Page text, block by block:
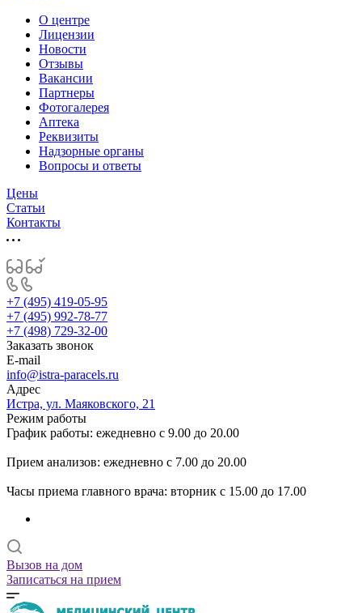
О центре
Лицензии
Новости
Отзывы
Вакансии
Партнеры
Фотогалерея
Аптека
Реквизиты
Надзорные органы
Вопросы и ответы
Цены
Статьи
Контакты
+7 (495) 419-05-95
+7 (495) 992-78-77
+7 (498) 729-32-00
Заказать звонок
E-mail
info@istra-paracels.ru
Адрес
Истра, ул. Маяковского, 21
Режим работы
График работы: ежедневно с 9.00 до 20.00
Прием анализов: ежедневно с 7.00 до 20.00
Часы приема главного врача: вторник с 15.00 до 17.00
Вызов на дом
Записаться на прием